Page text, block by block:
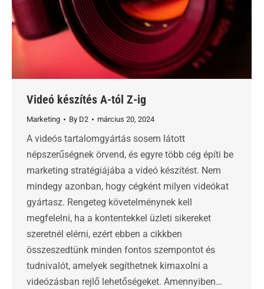
Videó készítés A-tól Z-ig
Marketing By D2 március 20, 2024
A videós tartalomgyártás sosem látott
népszerűségnek örvend, és egyre több cég építi be
marketing stratégiájába a videó készítést. Nem
mindegy azonban, hogy cégként milyen videókat
gyártasz. Rengeteg követelménynek kell
megfelelni, ha a kontentekkel üzleti sikereket
szeretnél elérni, ezért ebben a cikkben
összeszedtünk minden fontos szempontot és
tudnivalót, amelyek segíthetnek kimaxolni a
videózásban rejlő lehetőségeket. Amennyiben…